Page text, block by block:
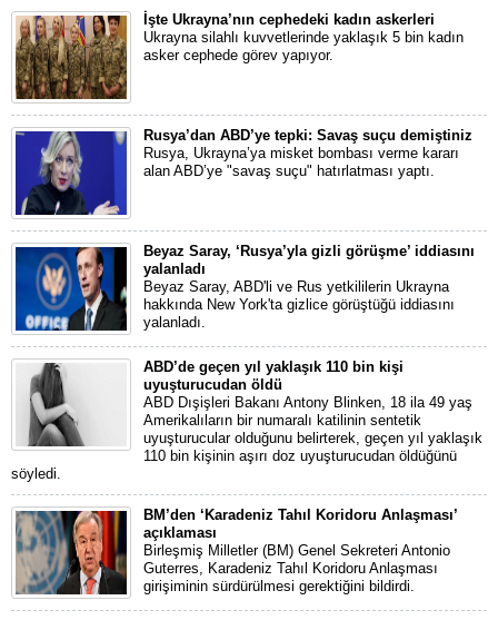
İşte Ukrayna’nın cephedeki kadın askerleri
Ukrayna silahlı kuvvetlerinde yaklaşık 5 bin kadın
asker cephede görev yapıyor.
Rusya’dan ABD’ye tepki: Savaş suçu demiştiniz
Rusya, Ukrayna’ya misket bombası verme kararı
alan ABD’ye "savaş suçu" hatırlatması yaptı.
Beyaz Saray, ‘Rusya’yla gizli görüşme’ iddiasını
yalanladı
Beyaz Saray, ABD'li ve Rus yetkililerin Ukrayna
hakkında New York'ta gizlice görüştüğü iddiasını
yalanladı.
ABD’de geçen yıl yaklaşık 110 bin kişi
uyuşturucudan öldü
ABD Dışişleri Bakanı Antony Blinken, 18 ila 49 yaş
Amerikalıların bir numaralı katilinin sentetik
uyuşturucular olduğunu belirterek, geçen yıl yaklaşık
110 bin kişinin aşırı doz uyuşturucudan öldüğünü
söyledi.
BM’den ‘Karadeniz Tahıl Koridoru Anlaşması’
açıklaması
Birleşmiş Milletler (BM) Genel Sekreteri Antonio
Guterres, Karadeniz Tahıl Koridoru Anlaşması
girişiminin sürdürülmesi gerektiğini bildirdi.